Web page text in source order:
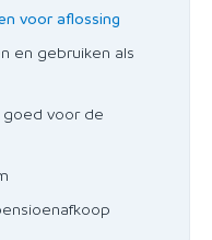
voor aflossing
en gebruiken als
voor de